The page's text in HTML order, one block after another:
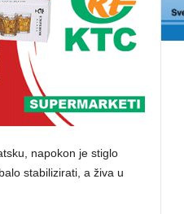
napokon je stiglo
stabilizirati, a živa u